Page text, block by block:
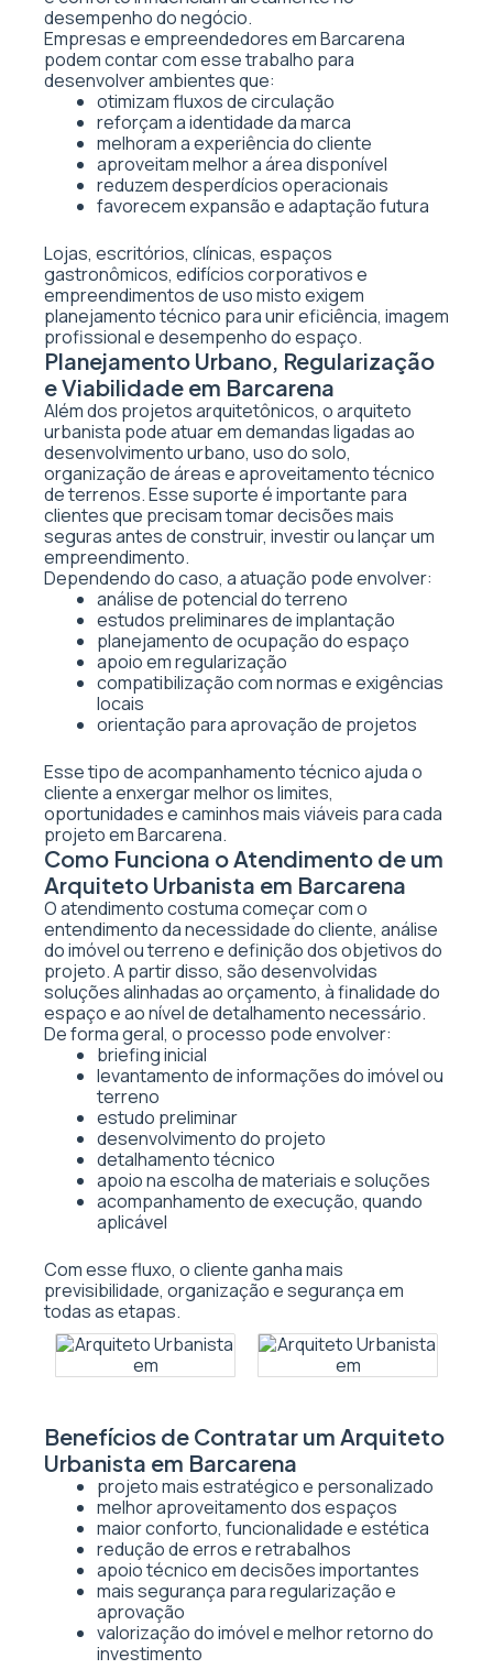
desempenho do negócio.
Empresas e empreendedores em Barcarena
podem contar com esse trabalho para
desenvolver ambientes que:
otimizam fluxos de circulação
reforçam a identidade da marca
melhoram a experiência do cliente
aproveitam melhor a área disponível
reduzem desperdícios operacionais
favorecem expansão e adaptação futura
Lojas, escritórios, clínicas, espaços
gastronômicos, edifícios corporativos e
empreendimentos de uso misto exigem
planejamento técnico para unir eficiência, imagem
profissional e desempenho do espaço.
Planejamento Urbano, Regularização
e Viabilidade em Barcarena
Além dos projetos arquitetônicos, o arquiteto
urbanista pode atuar em demandas ligadas ao
desenvolvimento urbano, uso do solo,
organização de áreas e aproveitamento técnico
de terrenos. Esse suporte é importante para
clientes que precisam tomar decisões mais
seguras antes de construir, investir ou lançar um
empreendimento.
Dependendo do caso, a atuação pode envolver:
análise de potencial do terreno
estudos preliminares de implantação
planejamento de ocupação do espaço
apoio em regularização
compatibilização com normas e exigências
locais
orientação para aprovação de projetos
Esse tipo de acompanhamento técnico ajuda o
cliente a enxergar melhor os limites,
oportunidades e caminhos mais viáveis para cada
projeto em Barcarena.
Como Funciona o Atendimento de um
Arquiteto Urbanista em Barcarena
O atendimento costuma começar com o
entendimento da necessidade do cliente, análise
do imóvel ou terreno e definição dos objetivos do
projeto. A partir disso, são desenvolvidas
soluções alinhadas ao orçamento, à finalidade do
espaço e ao nível de detalhamento necessário.
De forma geral, o processo pode envolver:
briefing inicial
levantamento de informações do imóvel ou
terreno
estudo preliminar
desenvolvimento do projeto
detalhamento técnico
apoio na escolha de materiais e soluções
acompanhamento de execução, quando
aplicável
Com esse fluxo, o cliente ganha mais
previsibilidade, organização e segurança em
todas as etapas.
Benefícios de Contratar um Arquiteto
Urbanista em Barcarena
projeto mais estratégico e personalizado
melhor aproveitamento dos espaços
maior conforto, funcionalidade e estética
redução de erros e retrabalhos
apoio técnico em decisões importantes
mais segurança para regularização e
aprovação
valorização do imóvel e melhor retorno do
investimento